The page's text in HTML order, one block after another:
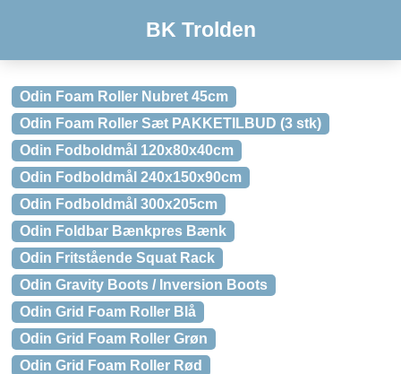
BK Trolden
Odin Foam Roller Nubret 45cm
Odin Foam Roller Sæt PAKKETILBUD (3 stk)
Odin Fodboldmål 120x80x40cm
Odin Fodboldmål 240x150x90cm
Odin Fodboldmål 300x205cm
Odin Foldbar Bænkpres Bænk
Odin Fritstående Squat Rack
Odin Gravity Boots / Inversion Boots
Odin Grid Foam Roller Blå
Odin Grid Foam Roller Grøn
Odin Grid Foam Roller Rød